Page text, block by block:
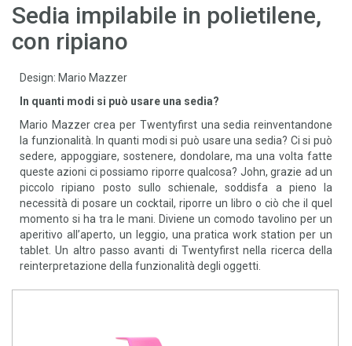
Sedia impilabile in polietilene,
con ripiano
Design: Mario Mazzer
In quanti modi si può usare una sedia?
Mario Mazzer crea per Twentyfirst una sedia reinventandone
la funzionalità. In quanti modi si può usare una sedia? Ci si può
sedere, appoggiare, sostenere, dondolare, ma una volta fatte
queste azioni ci possiamo riporre qualcosa? John, grazie ad un
piccolo ripiano posto sullo schienale, soddisfa a pieno la
necessità di posare un cocktail, riporre un libro o ciò che il quel
momento si ha tra le mani. Diviene un comodo tavolino per un
aperitivo all’aperto, un leggio, una pratica work station per un
tablet. Un altro passo avanti di Twentyfirst nella ricerca della
reinterpretazione della funzionalità degli oggetti.